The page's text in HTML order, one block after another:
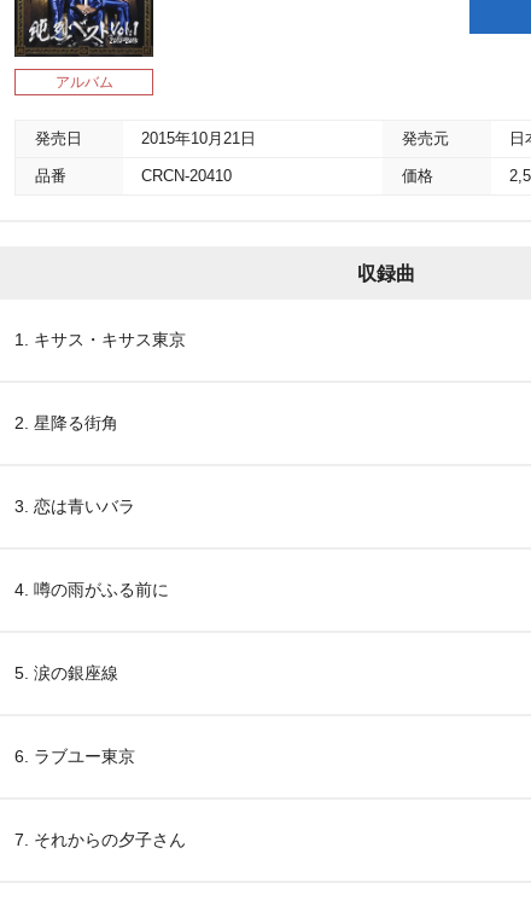
アルバム
発売日 2015年10月21日 発売元 日
品番 CRCN-20410 価格
収録曲
1. キサス・キサス東京
2. 星降る街角
3. 恋は青いバラ
4. 噂の雨がふる前に
5. 涙の銀座線
6. ラブユー東京
7. それからの夕子さん